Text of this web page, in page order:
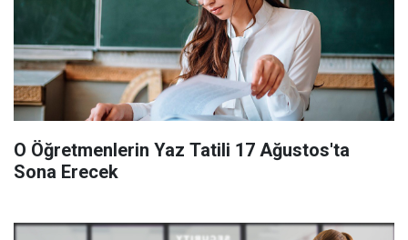
O Öğretmenlerin Yaz Tatili 17 Ağustos'ta
Sona Erecek